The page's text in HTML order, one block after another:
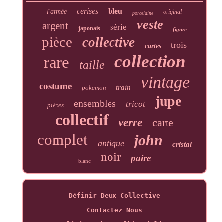
l'armée cerises bleu porcelaine original
argent japonais série veste figure
pièce collective cartes trois
rare taille collection
costume pokemon train vintage
pièces ensembles tricot jupe
collectif verre carte
complet antique john cristal
blanc noir paire
Définir Deux Collective
Contactez Nous